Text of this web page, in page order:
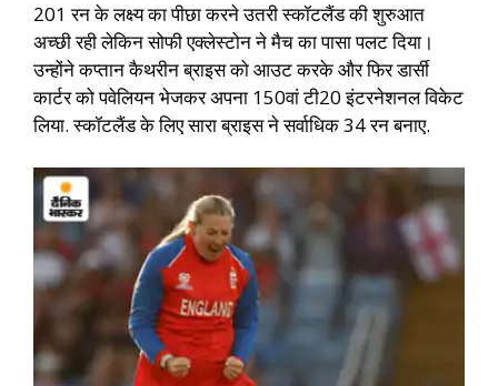
201 रन के लक्ष्य का पीछा करने उतरी स्कॉटलैंड की शुरुआत
अच्छी रही लेकिन सोफी एक्लेस्टोन ने मैच का पासा पलट दिया।
उन्होंने कप्तान कैथरीन ब्राइस को आउट करके और फिर डार्सी
कार्टर को पवेलियन भेजकर अपना 150वां टी20 इंटरनेशनल विकेट
लिया. स्कॉटलैंड के लिए सारा ब्राइस ने सर्वाधिक 34 रन बनाए.